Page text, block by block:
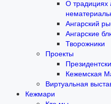
О традициях
Ангарский
Ангарские
Творожники
Проекты
Кежемская
Виртуальная
Кежмари